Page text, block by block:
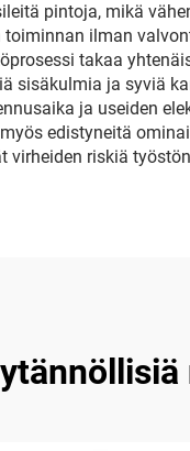
pintoja, mikä
ilman
takaa
sisäkulmia ja syviä
ja useiden
edistyneitä
virheiden riskiä